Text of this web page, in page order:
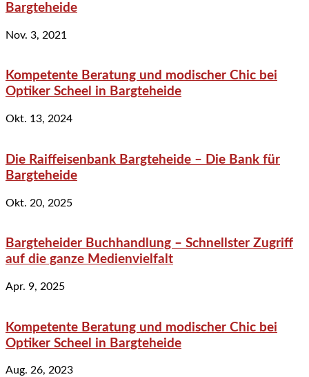
Bargteheide
Nov. 3, 2021
Kompetente Beratung und modischer Chic bei
Optiker Scheel in Bargteheide
Okt. 13, 2024
Die Raiffeisenbank Bargteheide – Die Bank für
Bargteheide
Okt. 20, 2025
Bargteheider Buchhandlung – Schnellster Zugriff
auf die ganze Medienvielfalt
Apr. 9, 2025
Kompetente Beratung und modischer Chic bei
Optiker Scheel in Bargteheide
Aug. 26, 2023